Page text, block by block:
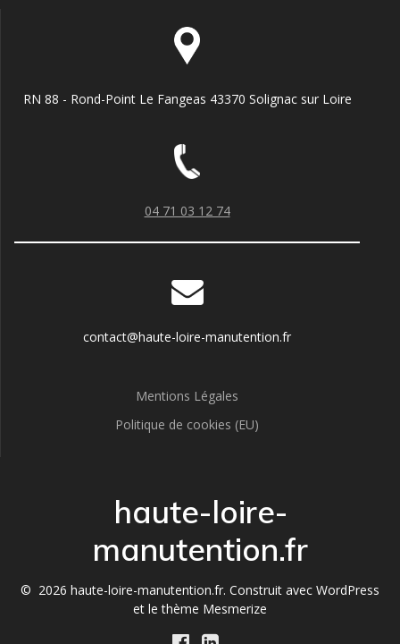
RN 88 - Rond-Point Le Fangeas 43370 Solignac sur Loire
04 71 03 12 74
contact@haute-loire-manutention.fr
Mentions Légales
Politique de cookies (EU)
haute-loire-
manutention.fr
© 2026 haute-loire-manutention.fr. Construit avec WordPress
et lethème Mesmerize